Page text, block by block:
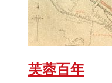
芙蓉百年